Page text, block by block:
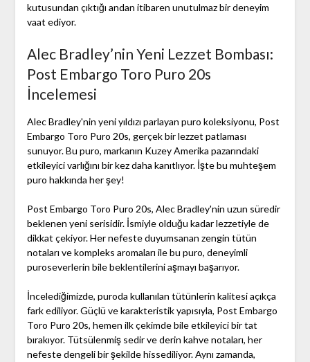
kutusundan çıktığı andan itibaren unutulmaz bir deneyim
vaat ediyor.
Alec Bradley’nin Yeni Lezzet Bombası:
Post Embargo Toro Puro 20s
İncelemesi
Alec Bradley'nin yeni yıldızı parlayan puro koleksiyonu, Post
Embargo Toro Puro 20s, gerçek bir lezzet patlaması
sunuyor. Bu puro, markanın Kuzey Amerika pazarındaki
etkileyici varlığını bir kez daha kanıtlıyor. İşte bu muhteşem
puro hakkında her şey!
Post Embargo Toro Puro 20s, Alec Bradley'nin uzun süredir
beklenen yeni serisidir. İsmiyle olduğu kadar lezzetiyle de
dikkat çekiyor. Her nefeste duyumsanan zengin tütün
notaları ve kompleks aromaları ile bu puro, deneyimli
puroseverlerin bile beklentilerini aşmayı başarıyor.
İncelediğimizde, puroda kullanılan tütünlerin kalitesi açıkça
fark ediliyor. Güçlü ve karakteristik yapısıyla, Post Embargo
Toro Puro 20s, hemen ilk çekimde bile etkileyici bir tat
bırakıyor. Tütsülenmiş sedir ve derin kahve notaları, her
nefeste dengeli bir şekilde hissediliyor. Aynı zamanda,